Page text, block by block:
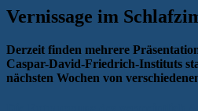
Vernissage im
Derzeit finden mehrere
Caspar-David-Friedrich-Instituts
nächsten Wochen von